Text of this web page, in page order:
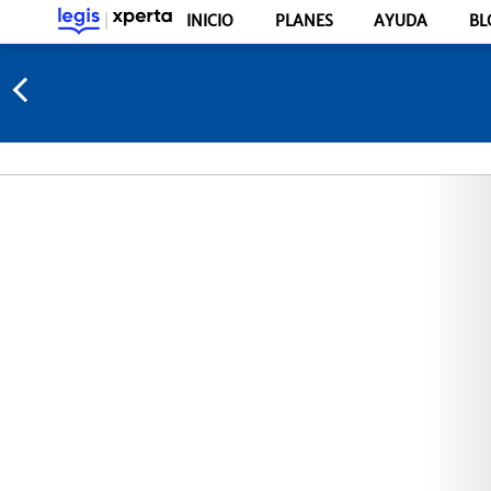
INICIO PLANES AYUDA